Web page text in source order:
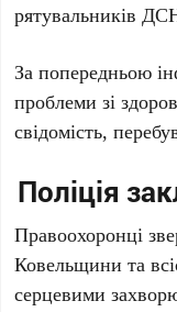
рятувальників
За попередньою
проблеми зі
свідомість,
Поліція
Правоохоронці
Ковельщини та
серцевими